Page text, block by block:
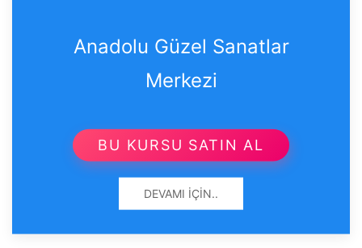
Anadolu Güzel Sanatlar
Merkezi
BU KURSU SATIN AL
DEVAMI İÇIN..